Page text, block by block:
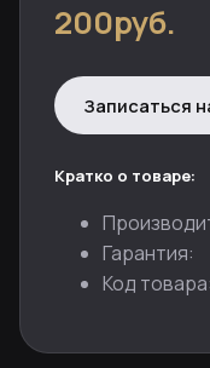
200руб.
Записаться
Кратко о товаре:
Гарантия:
Код товара: